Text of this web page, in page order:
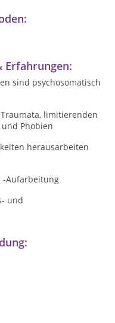
Erfahrungen:
sind psychosomatisch
limitierenden
und Phobien
herausarbeiten
-Aufarbeitung
und